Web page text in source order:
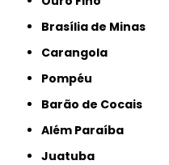
Brasília de Minas
Carangola
Pompéu
Barão de Cocais
Além Paraíba
Juatuba